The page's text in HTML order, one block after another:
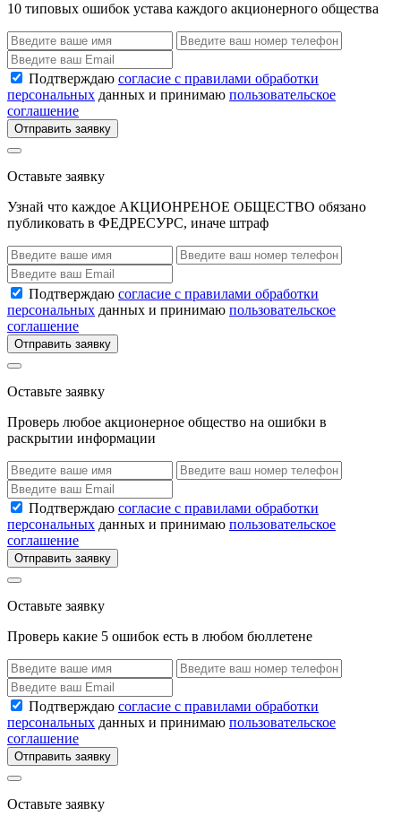
10 типовых ошибок устава каждого акционерного общества
Подтверждаю согласие с правилами обработки
персональных данных и принимаю пользовательское
соглашение
Отправить заявку
Оставьте заявку
Узнай что каждое АКЦИОНРЕНОЕ ОБЩЕСТВО обязано
публиковать в ФЕДРЕСУРС, иначе штраф
Подтверждаю согласие с правилами обработки
персональных данных и принимаю пользовательское
соглашение
Отправить заявку
Оставьте заявку
Проверь любое акционерное общество на ошибки в
раскрытии информации
Подтверждаю согласие с правилами обработки
персональных данных и принимаю пользовательское
соглашение
Отправить заявку
Оставьте заявку
Проверь какие 5 ошибок есть в любом бюллетене
Подтверждаю согласие с правилами обработки
персональных данных и принимаю пользовательское
соглашение
Отправить заявку
Оставьте заявку